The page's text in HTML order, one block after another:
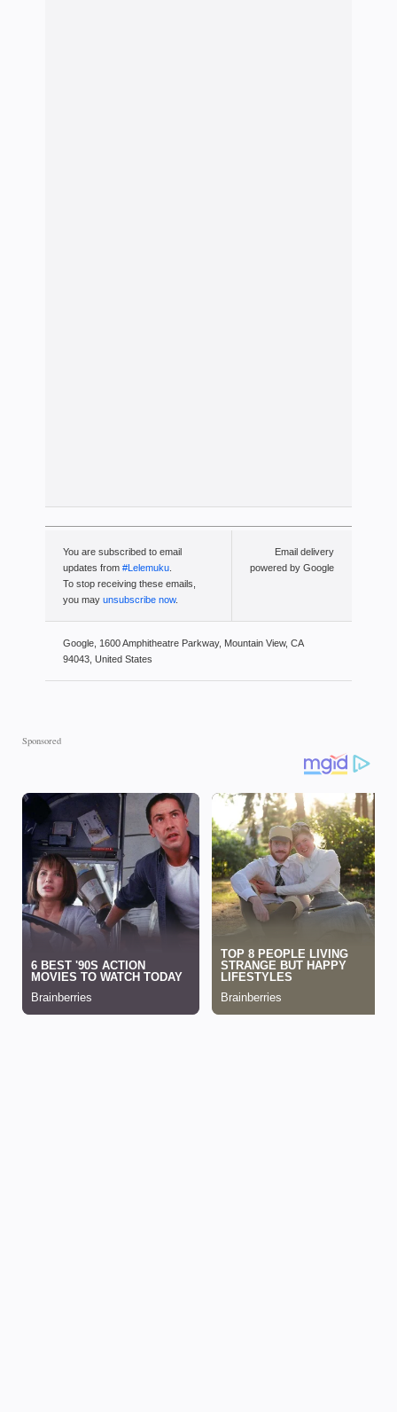
You are subscribed to email
updates from #Lelemuku
To stop receiving these emails,
you may unsubscribe now.
Email delivery
powered by Google
Google, 1600 Amphitheatre Parkway, Mountain View, CA
94043, United States